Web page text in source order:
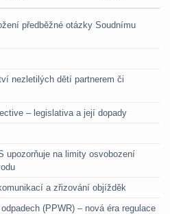
předběžné otázky Soudnímu
nezletilých dětí partnerem či
– legislativa a její dopady
upozorňuje na limity osvobození
a zřizování objížděk
(PPWR) – nová éra regulace